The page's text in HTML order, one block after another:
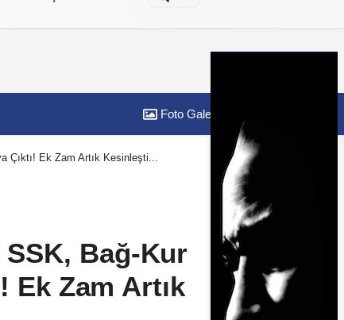
Foto Galeri
Çıktı! Ek Zam Artık Kesinleşti...
SSK, Bağ-Kur
Ek Zam Artık